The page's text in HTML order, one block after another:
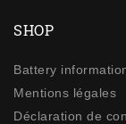
SHOP
Battery
Mentions légales
Déclaration de